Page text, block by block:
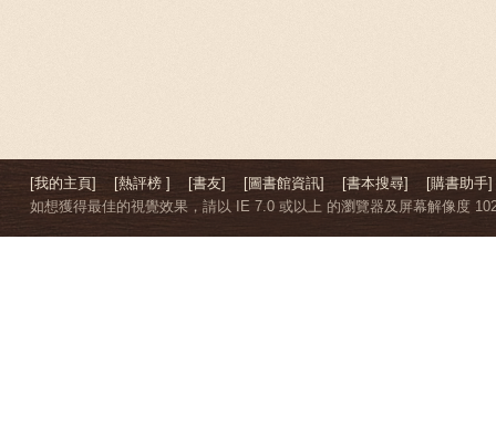
[我的主頁] [熱評榜 ] [書友] [圖書館資訊] [書本搜尋]
[購書助手]
如想獲得最佳的視覺效果，請以 IE 7.0 或以上 的瀏覽器及屏幕解像度